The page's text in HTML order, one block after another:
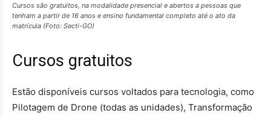
Cursos são gratuitos, na modalidade presencial e abertos a pessoas que
tenham a partir de 16 anos e ensino fundamental completo até o ato da
matrícula (Foto: Secti-GO)
Cursos gratuitos
Estão disponíveis cursos voltados para tecnologia, como
Pilotagem de Drone (todas as unidades), Transformação